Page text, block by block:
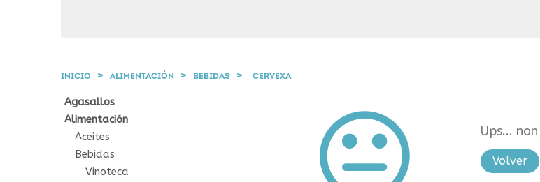
INICIO ALIMENTACIÓN BEBIDAS CERVEXA
Agasallos
Alimentación
Aceites
Bebidas
Vinoteca
Ups...
Volver